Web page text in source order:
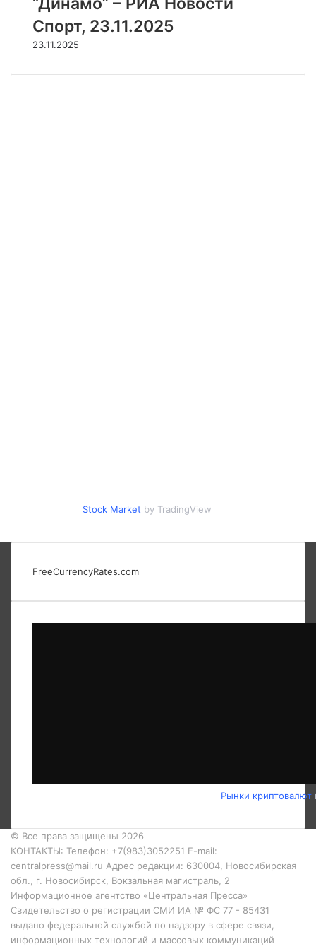
Спорт, 23.11.2025
23.11.2025
Stock Market by TradingView
FreeCurrencyRates.com
Рынки криптовалют
© Все права защищены 2026
КОНТАКТЫ: Телефон: +7(983)3052251 E-mail:
centralpress@mail.ru Адрес редакции: 630004, Новосибирская
обл., г. Новосибирск, Вокзальная магистраль, 2
Информационное агентство «Центральная Пресса»
Свидетельство о регистрации СМИ ИА № ФС 77 - 85431
выдано федеральной службой по надзору в сфере связи,
информационных технологий и массовых коммуникаций